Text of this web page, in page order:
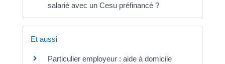
salarié avec un Cesu préfinancé ?
Et aussi
Particulier employeur : aide à domicile